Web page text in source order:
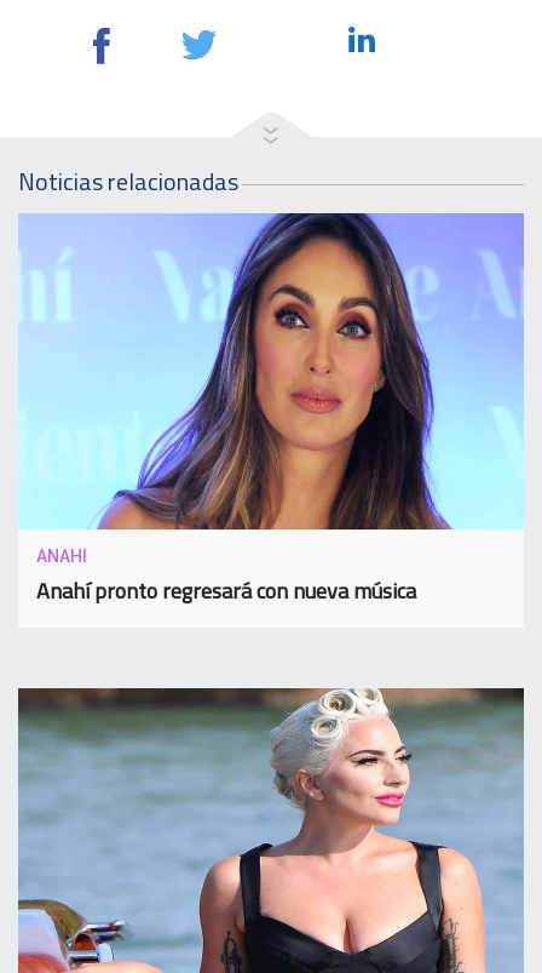
Noticias relacionadas
ANAHI
Anahí pronto regresará con nueva música